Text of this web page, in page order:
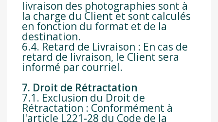
livraison des photographies sont à
la charge du Client et sont calculés
en fonction du format et de la
destination.
6.4. Retard de Livraison : En cas de
retard de livraison, le Client sera
informé par courriel.
7. Droit de Rétractation
7.1. Exclusion du Droit de
Rétractation : Conformément à
l'article L221-28 du Code de la